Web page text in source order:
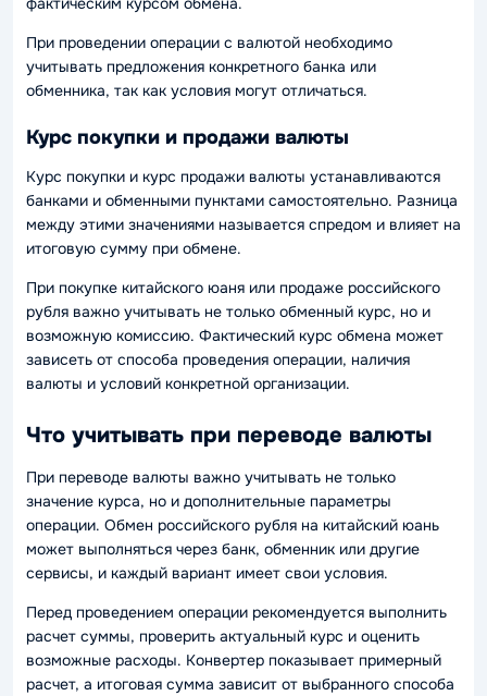
При проведении операции с валютой необходимо
учитывать предложения конкретного банка или
обменника, так как условия могут отличаться.
Курс покупки и продажи валюты
Курс покупки и курс продажи валюты устанавливаются
банками и обменными пунктами самостоятельно. Разница
между этими значениями называется спредом и влияет на
итоговую сумму при обмене.
При покупке китайского юаня или продаже российского
рубля важно учитывать не только обменный курс, но и
возможную комиссию. Фактический курс обмена может
зависеть от способа проведения операции, наличия
валюты и условий конкретной организации.
Что учитывать при переводе валюты
При переводе валюты важно учитывать не только
значение курса, но и дополнительные параметры
операции. Обмен российского рубля на китайский юань
может выполняться через банк, обменник или другие
сервисы, и каждый вариант имеет свои условия.
Перед проведением операции рекомендуется выполнить
расчет суммы, проверить актуальный курс и оценить
возможные расходы. Конвертер показывает примерный
расчет, а итоговая сумма зависит от выбранного способа